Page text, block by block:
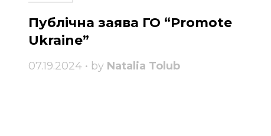
Публічна заява ГО “Promote
Ukraine”
07.19.2024 • by Natalia Tolub